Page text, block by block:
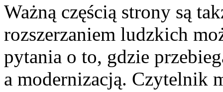
Ważną częścią strony są
rozszerzaniem ludzkich
pytania o to, gdzie
a modernizacją. Czytelnik